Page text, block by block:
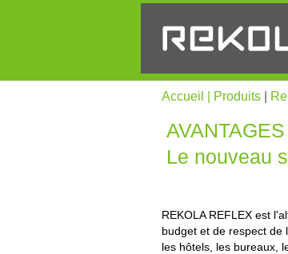
Accueil | Produits
Le nouveau
REKOLA REFLEX est
budget et de respect de
les hôtels, les bureaux,